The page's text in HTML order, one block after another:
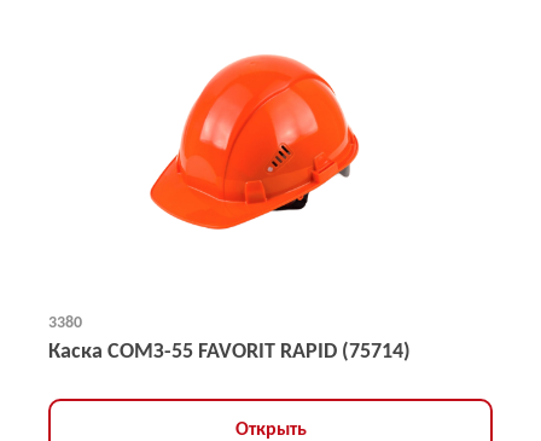
3380
Каска СОМЗ-55 FAVORIT RAPID (75714)
Открыть